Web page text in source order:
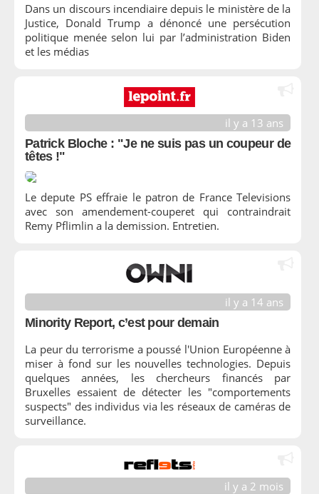
Dans un discours incendiaire depuis le ministère de la
Justice, Donald Trump a dénoncé une persécution
politique menée selon lui par l’administration Biden
et les médias
il y a 13 ans
Patrick Bloche : "Je ne suis pas un coupeur de
têtes !"
Le depute PS effraie le patron de France Televisions
avec son amendement-couperet qui contraindrait
Remy Pflimlin a la demission. Entretien.
il y a 14 ans
Minority Report, c’est pour demain
La peur du terrorisme a poussé l'Union Européenne à
miser à fond sur les nouvelles technologies. Depuis
quelques années, les chercheurs financés par
Bruxelles essaient de détecter les "comportements
suspects" des individus via les réseaux de caméras de
surveillance.
il y a 2 mois